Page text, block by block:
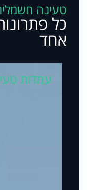
טעינה
כל
אחד
עמדות